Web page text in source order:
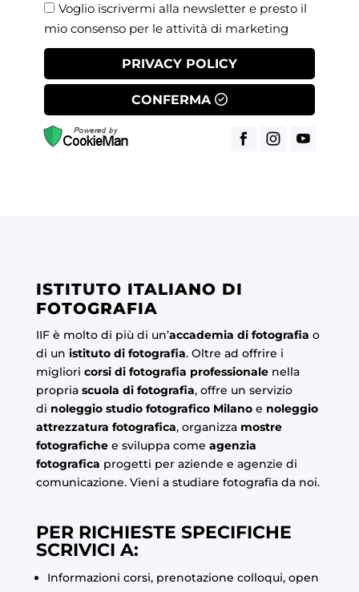
Voglio iscrivermi alla newsletter e presto il
mio consenso per le attività di marketing
PRIVACY POLICY
CONFERMA
ISTITUTO ITALIANO DI
FOTOGRAFIA
IIF è molto di più di un’accademia di fotografia o
di un istituto di fotografia. Oltre ad offrire i
migliori corsi di fotografia professionalenella
propria scuola di fotografia, offre un servizio
di noleggio studio fotografico Milano e noleggio
attrezzatura fotografica, organizza mostre
fotografichee sviluppa come agenzia
fotografica progetti per aziende e agenzie di
comunicazione. Vieni a studiare fotografia da noi.
PER RICHIESTE SPECIFICHE
SCRIVICI A:
Informazioni corsi, prenotazione colloqui, open